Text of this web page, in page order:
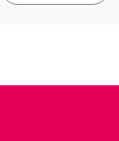
ラーメン
食材